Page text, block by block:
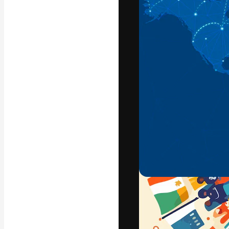
La plateforme
vos meilleurs
d’abonnés :
studios.
Français
Copyright ©